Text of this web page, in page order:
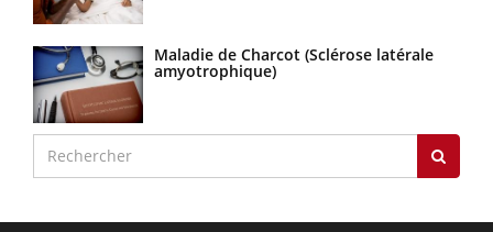
Maladie de Charcot (Sclérose latérale
amyotrophique)